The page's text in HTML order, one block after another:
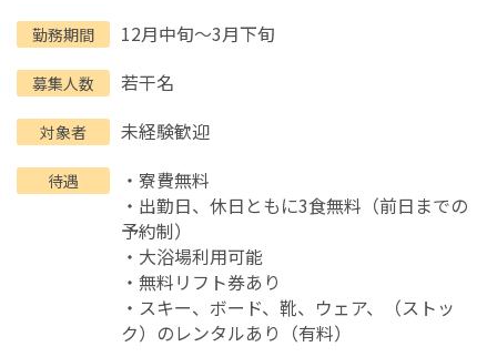
勤務期間 12月中旬～3月下旬
募集人数 若干名
対象者 未経験歓迎
待遇
・寮費無料
・出勤日、休日ともに3食無料（前日までの
予約制）
・大浴場利用可能
・無料リフト券あり
・スキー、ボード、靴、ウェア、（ストッ
ク）のレンタルあり（有料）